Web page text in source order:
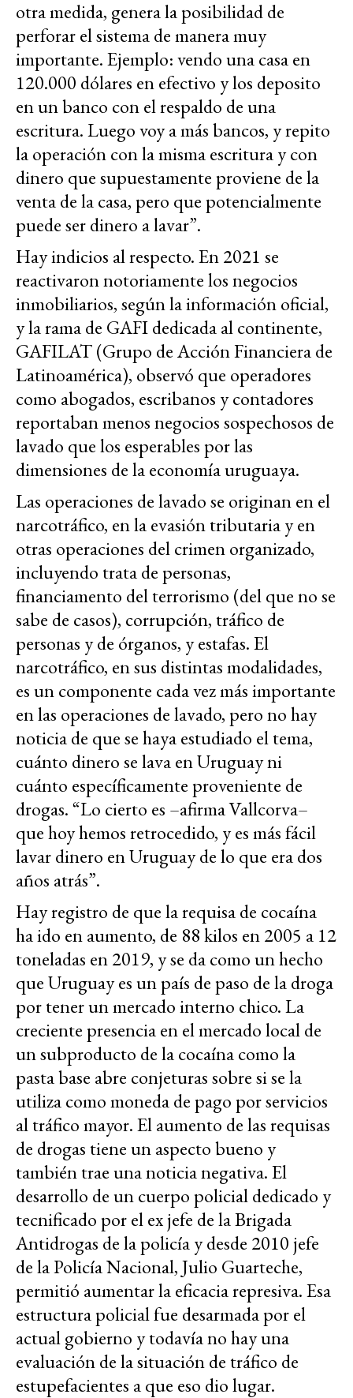
otra medida, genera la posibilidad de
perforar el sistema de manera muy
importante. Ejemplo: vendo una casa en
120.000 dólares en efectivo y los deposito
en un banco con el respaldo de una
escritura. Luego voy a más bancos, y repito
la operación con la misma escritura y con
dinero que supuestamente proviene de la
venta de la casa, pero que potencialmente
puede ser dinero a lavar”.
Hay indicios al respecto. En 2021 se
reactivaron notoriamente los negocios
inmobiliarios, según la información oficial,
y la rama de GAFI dedicada al continente,
GAFILAT (Grupo de Acción Financiera de
Latinoamérica), observó que operadores
como abogados, escribanos y contadores
reportaban menos negocios sospechosos de
lavado que los esperables por las
dimensiones de la economía uruguaya.
Las operaciones de lavado se originan en el
narcotráfico, en la evasión tributaria y en
otras operaciones del crimen organizado,
incluyendo trata de personas,
financiamento del terrorismo (del que no se
sabe de casos), corrupción, tráfico de
personas y de órganos, y estafas. El
narcotráfico, en sus distintas modalidades,
es un componente cada vez más importante
en las operaciones de lavado, pero no hay
noticia de que se haya estudiado el tema,
cuánto dinero se lava en Uruguay ni
cuánto específicamente proveniente de
drogas. “Lo cierto es –afirma Vallcorva–
que hoy hemos retrocedido, y es más fácil
lavar dinero en Uruguay de lo que era dos
años atrás”.
Hay registro de que la requisa de cocaína
ha ido en aumento, de 88 kilos en 2005 a 12
toneladas en 2019, y se da como un hecho
que Uruguay es un país de paso de la droga
por tener un mercado interno chico. La
creciente presencia en el mercado local de
un subproducto de la cocaína como la
pasta base abre conjeturas sobre si se la
utiliza como moneda de pago por servicios
al tráfico mayor. El aumento de las requisas
de drogas tiene un aspecto bueno y
también trae una noticia negativa. El
desarrollo de un cuerpo policial dedicado y
tecnificado por el ex jefe de la Brigada
Antidrogas de la policía y desde 2010 jefe
de la Policía Nacional, Julio Guarteche,
permitió aumentar la eficacia represiva. Esa
estructura policial fue desarmada por el
actual gobierno y todavía no hay una
evaluación de la situación de tráfico de
estupefacientes a que eso dio lugar.